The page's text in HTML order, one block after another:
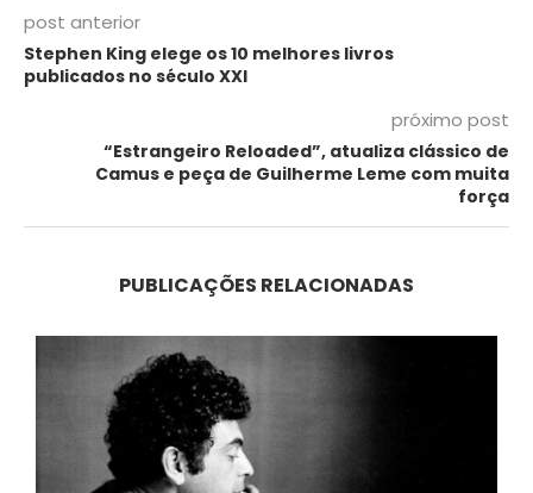
post anterior
Stephen King elege os 10 melhores livros
publicados no século XXI
próximo post
“Estrangeiro Reloaded”, atualiza clássico de
Camus e peça de Guilherme Leme com muita
força
PUBLICAÇÕES RELACIONADAS